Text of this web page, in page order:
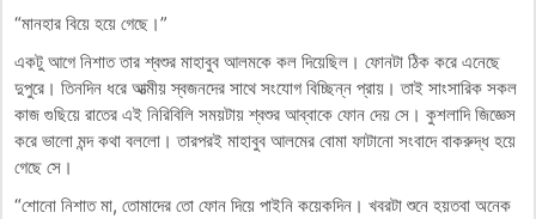
“মানহার বিয়ে হয়ে গেছে।”
একটু আগে নিশাত তার শ্বশুর মাহাবুব আলমকে কল দিয়েছিল। ফোনটা ঠিক করে এনেছে
দুপুরে। তিনদিন ধরে আত্মীয় স্বজনদের সাথে সংযোগ বিচ্ছিন্ন প্রায়। তাই সাংসারিক সকল
কাজ গুছিয়ে রাতের এই নিরিবিলি সময়টায় শ্বশুর আব্বাকে ফোন দেয় সে। কুশলাদি জিজ্ঞেস
করে ভালো মন্দ কথা বললো। তারপরই মাহাবুব আলমের বোমা ফাটানো সংবাদে বাকরুদ্ধ হয়ে
গেছে সে।
“শোনো নিশাত মা, তোমাদের তো ফোন দিয়ে পাইনি কয়েকদিন। খবরটা শুনে হয়তবা অনেক